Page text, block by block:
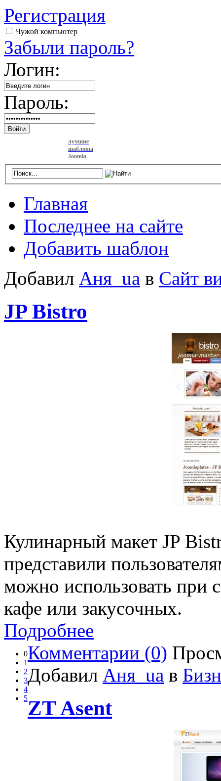
Регистрация
Чужой компьютер
Забыли пароль?
Логин:
Пароль:
Войти
лучшие
шаблоны
Joomla
Главная
Последнее на сайте
Добавить шаблон
Добавил Аня_ua в Сайт
JP Bistro
Кулинарный макет JP
представили
можно использовать при
кафе или закусочных.
Подробнее
0
1
2
3
4
5
Комментарии (0)
Добавил Аня_ua в
ZT Asent